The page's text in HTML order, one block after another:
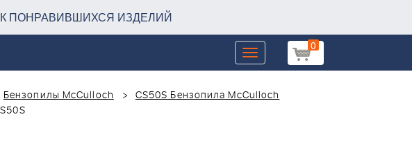
ПОНРАВИВШИХСЯ ИЗДЕЛИЙ
0
Toggle
navigation
Бензопилы McCulloch
CS50S Бензопила McCulloch